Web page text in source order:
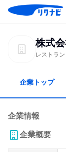
株式
レストラ
企業トップ
企業情報
企業概要